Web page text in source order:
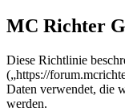
MC Richter
Diese Richtlinie
(„https://
Daten verwendet, die
werden.